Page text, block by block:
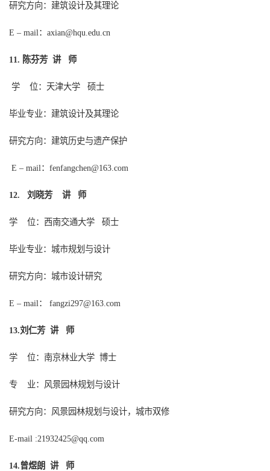
研究方向： 建筑设计及其理论
E – mail： axian@hqu.edu.cn
11. 陈芬芳 讲 师
学 位：天津大学 硕士
毕业专业：建筑设计及其理论
研究方向： 建筑历史与遗产保护
E – mail： fenfangchen@163.com
12. 刘晓芳 讲 师
学 位： 西南交通大学 硕士
毕业专业： 城市规划与设计
研究方向： 城市设计研究
E – mail： fangzi297@163.com
13.刘仁芳 讲 师
学 位： 南京林业大学 博士
专 业： 风景园林规划与设计
研究方向： 风景园林规划与设计，城市双修
E-mail :21932425@qq.com
14.曾煜朗 讲 师